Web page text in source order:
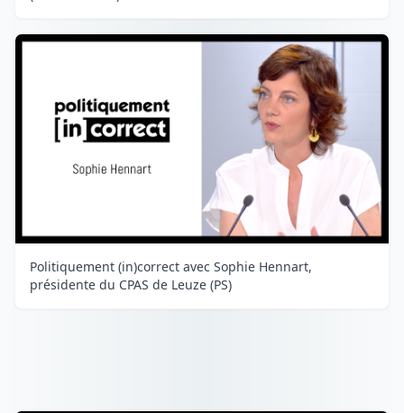
Politiquement (in)correct avec Sophie Hennart,
présidente du CPAS de Leuze (PS)